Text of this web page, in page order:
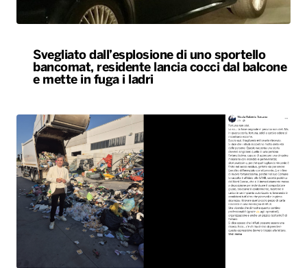
Svegliato dall’esplosione di uno sportello
bancomat, residente lancia cocci dal balcone
e mette in fuga i ladri